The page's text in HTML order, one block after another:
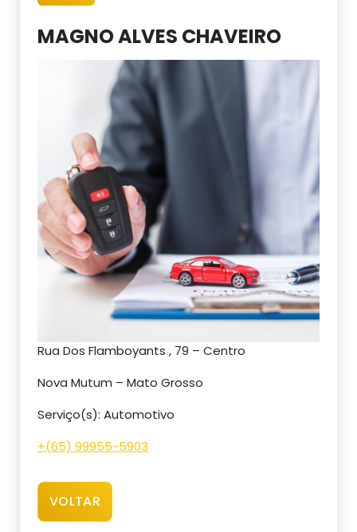
MAGNO ALVES CHAVEIRO
Rua Dos Flamboyants , 79 – Centro
Nova Mutum – Mato Grosso
Serviço(s): Automotivo
+(65) 99955-5903
VOLTAR